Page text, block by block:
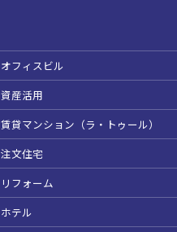
オフィスビル
資産活用
賃貸マンション（ラ・トゥール）
注文住宅
リフォーム
ホテル